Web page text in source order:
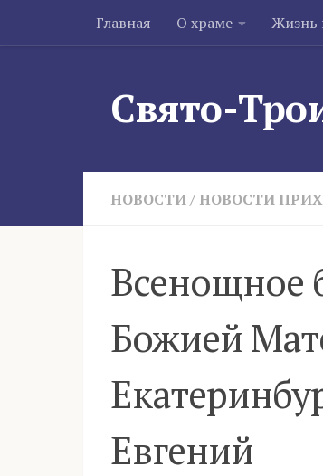
Skip to content
Главная О храме Жизнь
Свято-
НОВОСТИ/ НОВОСТИ
Всенощное
Божией
Евгений